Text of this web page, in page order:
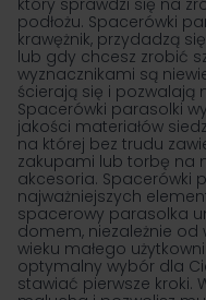
który sprawdzi się na
podłożu. Spacerówki
krawężnik, przydadzą
lub gdy chcesz zrobić
wyznacznikami są
ścierają się i pozwalają
Spacerówki parasolki
jakości materiałów
na której bez trudu
zakupami lub torbę na
akcesoria. Spacerówki
najważniejszych
spacerowy parasolka
domem, niezależnie
wieku małego
optymalny wybór dla
stawiać pierwsze kroki.